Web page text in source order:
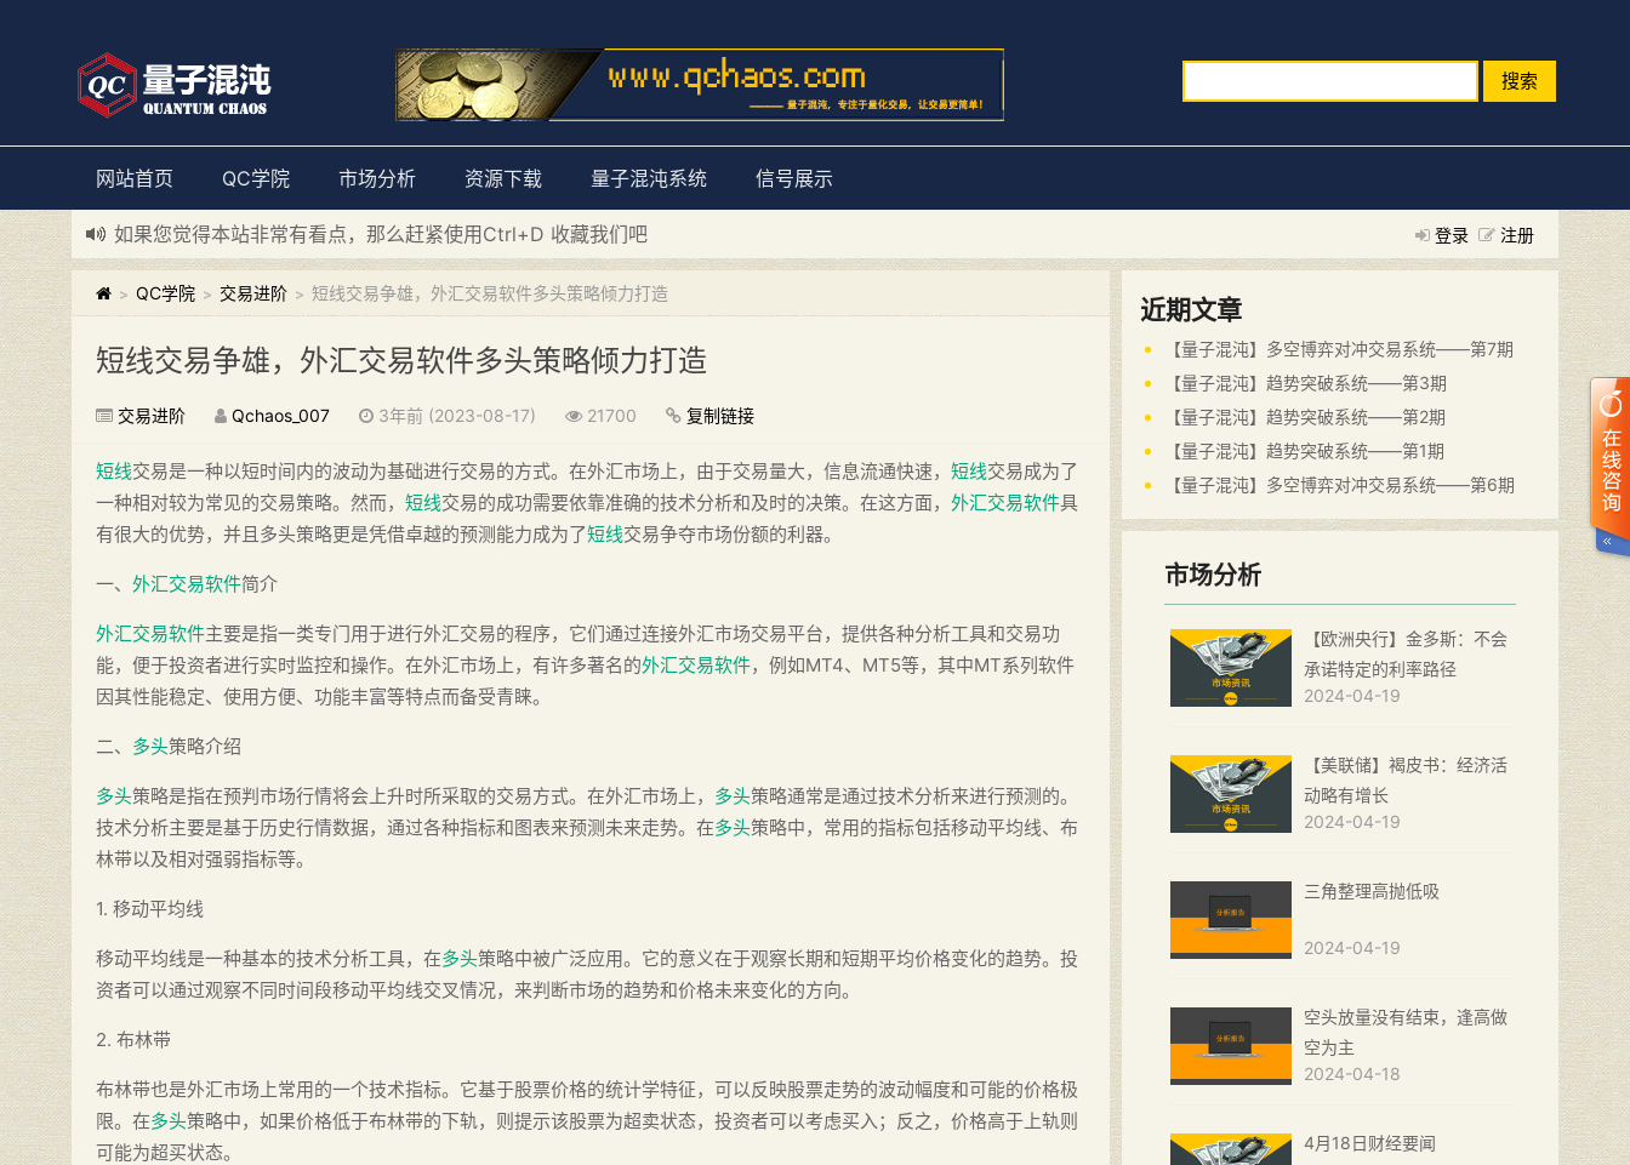
搜索
网站首页 QC学院 市场分析 资源下载 量子混沌系统 信号展示
登录 注册
如果您觉得本站非常有看点，那么赶紧使用Ctrl+D 收藏我们吧
新添加量子混沌系统板块，欢迎大家访问！---“量子混沌系统”
> QC学院 > 交易进阶 > 短线交易争雄，外汇交易软件多头策略倾力打造
短线交易争雄，外汇交易软件多头策略倾力打造
交易进阶 Qchaos_007 3年前 (2023-08-17) 21700 复制链接
短线交易是一种以短时间内的波动为基础进行交易的方式。在外汇市场上，由于交易量大，信息流通快速， 短线交易成为了
一种相对较为常见的交易策略。然而， 短线交易的成功需要依靠准确的技术分析和及时的决策。在这方面， 外汇交易软件具
有很大的优势，并且多头策略更是凭借卓越的预测能力成为了短线交易争夺市场份额的利器。
一、 外汇交易软件简介
外汇交易软件主要是指一类专门用于进行外汇交易的程序，它们通过连接外汇市场交易平台，提供各种分析工具和交易功
能，便于投资者进行实时监控和操作。在外汇市场上，有许多著名的外汇交易软件，例如MT4、MT5等，其中MT系列软件
因其性能稳定、使用方便、功能丰富等特点而备受青睐。
二、 多头策略介绍
多头策略是指在预判市场行情将会上升时所采取的交易方式。在外汇市场上， 多头策略通常是通过技术分析来进行预测的。
技术分析主要是基于历史行情数据，通过各种指标和图表来预测未来走势。在多头策略中，常用的指标包括移动平均线、布
林带以及相对强弱指标等。
1. 移动平均线
移动平均线是一种基本的技术分析工具，在多头策略中被广泛应用。它的意义在于观察长期和短期平均价格变化的趋势。投
资者可以通过观察不同时间段移动平均线交叉情况，来判断市场的趋势和价格未来变化的方向。
2. 布林带
布林带也是外汇市场上常用的一个技术指标。它基于股票价格的统计学特征，可以反映股票走势的波动幅度和可能的价格极
限。在多头策略中，如果价格低于布林带的下轨，则提示该股票为超卖状态，投资者可以考虑买入；反之，价格高于上轨则
可能为超买状态。
近期文章
【量子混沌】多空博弈对冲交易系统——第7期
【量子混沌】趋势突破系统——第3期
【量子混沌】趋势突破系统——第2期
【量子混沌】趋势突破系统——第1期
【量子混沌】多空博弈对冲交易系统——第6期
市场分析
【欧洲央行】金多斯：不会
承诺特定的利率路径
2024-04-19
【美联储】褐皮书：经济活
动略有增长
2024-04-19
三角整理高抛低吸
2024-04-19
空头放量没有结束，逢高做
空为主
2024-04-18
4月18日财经要闻